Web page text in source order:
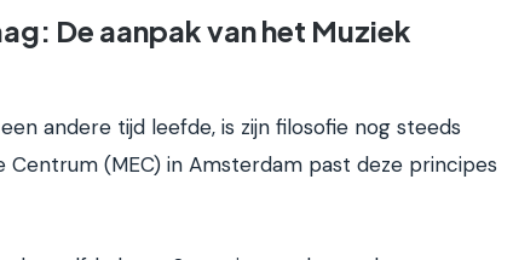
De aanpak van het Muziek
andere tijd leefde, is zijn filosofie nog steeds
Centrum (MEC) in Amsterdam past deze principes